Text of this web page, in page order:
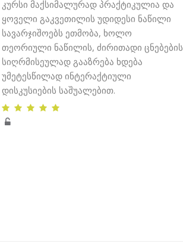
კურსი მაქსიმალურად პრაქტიკულია და
ყოველი გაკვეთილის უდიდესი ნაწილი
სავარჯიშოებს ეთმობა, ხოლო
თეორიული ნაწილის, ძირითადი ცნებების
სიღრმისეულად გააზრება ხდება
უმეტესწილად ინტერაქტიული
დისკუსიების საშუალებით.